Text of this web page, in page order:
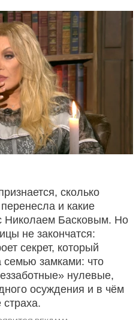
сколько
и какие
Николаем Басковым. Но
не закончатся:
секрет, который
семью замками: что
нулевые,
осуждения и в чём